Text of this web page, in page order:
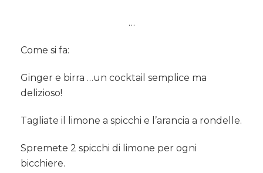
…
Come si fa:
Ginger e birra …un cocktail semplice ma
delizioso!
Tagliate il limone a spicchi e l’arancia a rondelle.
Spremete 2 spicchi di limone per ogni
bicchiere.